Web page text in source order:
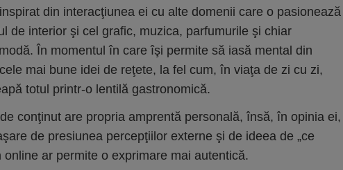
din interacţiunea ei cu alte domenii care o pasionează
de interior şi cel grafic, muzica, parfumurile şi chiar
În momentul în care îşi permite să iasă mental din
mai bune idei de reţete, la fel cum, în viaţa de zi cu zi,
totul printr-o lentilă gastronomică.
conţinut are propria amprentă personală, însă, în opinia ei,
de presiunea percepţiilor externe şi de ideea de „ce
online ar permite o exprimare mai autentică.